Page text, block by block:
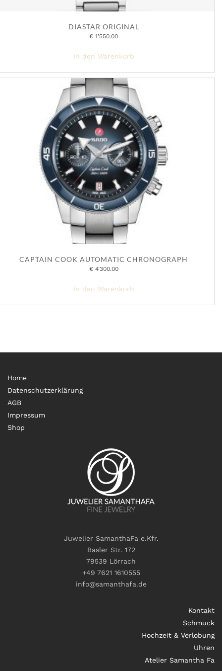
DIASTAR ORIGINAL
€ 1’550.00
In den Warenkorb
CAPTAIN COOK AUTOMATIC CHRONOGRAPH
€4’300.00
In den Warenkorb
Home
Datenschutzerklärung
AGB
Impressum
Shop
Juwelier SamanthaFa e.Kfr.
Basler Str. 172
79539 Lörrach
+49 7621 1610555
info@samanthafa.de
Kontakt
Schmuck
Hochzeit & Verlobung
Uhren
Atelier Samantha Fa